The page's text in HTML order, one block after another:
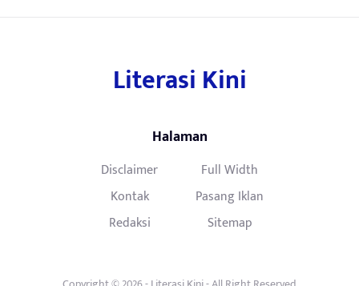
Literasi Kini
Halaman
Disclaimer
Full Width
Kontak
Pasang Iklan
Redaksi
Sitemap